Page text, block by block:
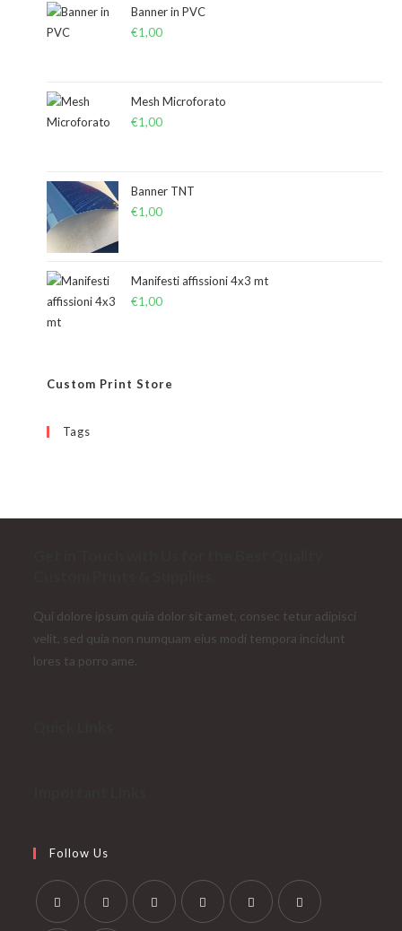
Banner in PVC
€1,00
Mesh Microforato
€1,00
Banner TNT
€1,00
Manifesti affissioni 4x3 mt
€1,00
Custom Print Store
Tags
Qui dolore ipsum quia dolor sit amet, consec tetur adipisci
velit, sed quia non numquam eius modi tempora incidunt
lores ta porro ame.
Follow Us